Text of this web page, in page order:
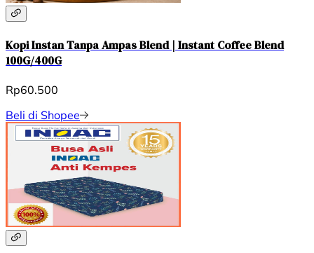
Kopi Instan Tanpa Ampas Blend | Instant Coffee Blend
100G/400G
Rp60.500
Beli di Shopee